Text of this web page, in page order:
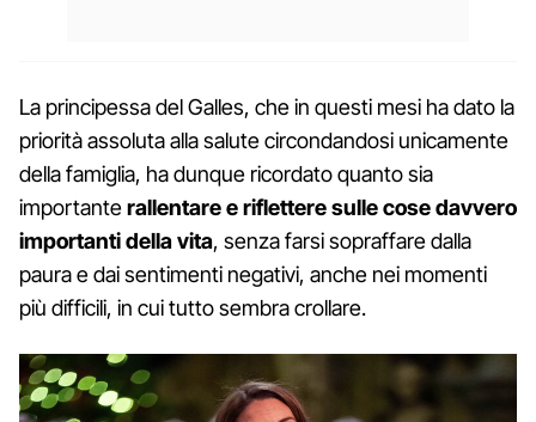
La principessa del Galles, che in questi mesi ha dato la
priorità assoluta alla salute circondandosi unicamente
della famiglia, ha dunque ricordato quanto sia
importanterallentare e riflettere sulle cose davvero
importanti della vita, senza farsi sopraffare dalla
paura e dai sentimenti negativi, anche nei momenti
più difficili, in cui tutto sembra crollare.